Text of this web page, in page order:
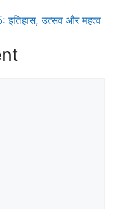
इतिहास, उत्सव और महत्व